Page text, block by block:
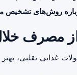
روش‌های تشخیص
مصرف
غذایی تقلبی،